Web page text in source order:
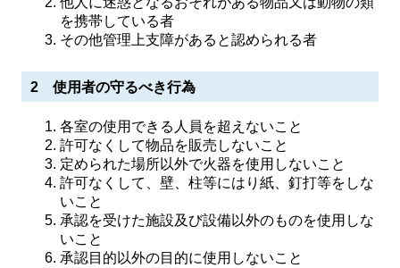
を携帯している者
その他管理上支障があると認められる者
2 使用者の守るべき行為
各室の使用できる人員を超えないこと
許可なくして物品を販売しないこと
定められた場所以外で火器を使用しないこと
許可なくして、壁、柱等にはり紙、釘打等をしな
いこと
承認を受けた施設及び設備以外のものを使用しな
いこと
承認目的以外の目的に使用しないこと